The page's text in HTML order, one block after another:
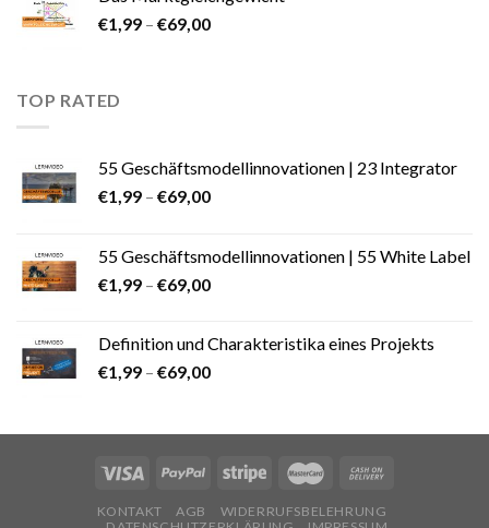
€1,99 – €69,00
TOP RATED
55 Geschäftsmodellinnovationen | 23 Integrator
€1,99 – €69,00
55 Geschäftsmodellinnovationen | 55 White Label
€1,99 – €69,00
Definition und Charakteristika eines Projekts
€1,99 – €69,00
KONTAKT AGB
WIDERRUFSBELEHRUNG